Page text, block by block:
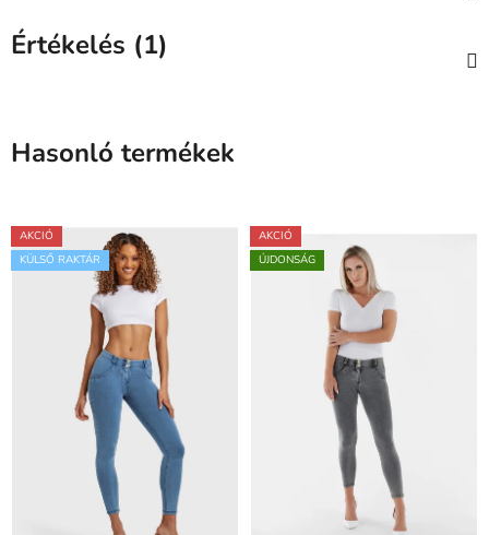
Értékelés (1)
Hasonló termékek
AKCIÓ
KÜLSŐ RAKTÁR
AKCIÓ
ÚJDONSÁG